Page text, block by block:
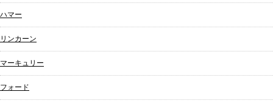
ハマー
リンカーン
マーキュリー
フォード